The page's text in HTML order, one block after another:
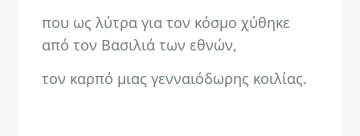
που ως λύτρα για τον κόσμο χύθηκε
από τον Βασιλιά των εθνών,
τον καρπό μιας γενναιόδωρης κοιλίας.